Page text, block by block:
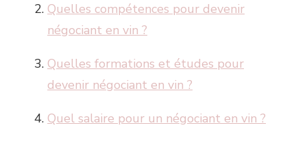
Quelles compétences pour devenir
négociant en vin ?
Quelles formations et études pour
devenir négociant en vin ?
Quel salaire pour un négociant en vin ?